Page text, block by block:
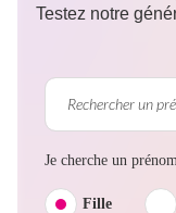
Testez notre
Je cherche un
Fille